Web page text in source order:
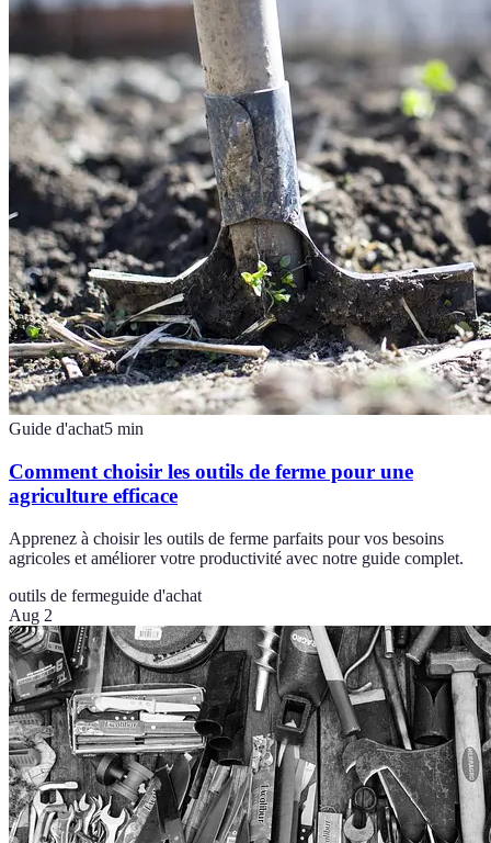
Guide d'achat5 min
Comment choisir les outils de ferme pour une
agriculture efficace
Apprenez à choisir les outils de ferme parfaits pour vos besoins
agricoles et améliorer votre productivité avec notre guide complet.
outils de fermeguide d'achat
Aug 2